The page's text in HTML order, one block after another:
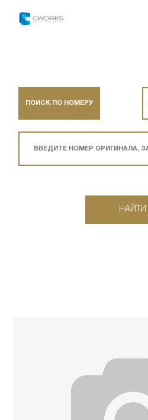
ПОИСК ПО НОМЕРУ